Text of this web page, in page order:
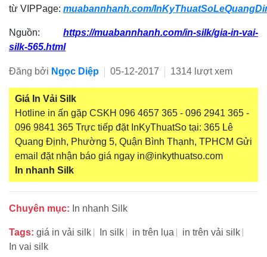
từ VIPPage: muabannhanh.com/
Nguồn: https://muabannhanh.com/in-silk/gia-in-vai-
silk-565.html
Đăng bởi Ngọc Diệp 05-12-2017 1314 lượt xem
Giá In Vải Silk
Hotline in ấn gặp CSKH 096 4657 365 - 096 2941 365 -
096 9841 365 Trực tiếp đặt InKyThuatSo tại: 365 Lê
Quang Định, Phường 5, Quận Bình Thạnh, TPHCM Gửi
email đặt nhận báo giá ngay in@inkythuatso.com
In nhanh Silk
Chuyên mục: In nhanh Silk
Tags: giá in vải silk In silk in trên lụa
in trên vải silk
In vai silk